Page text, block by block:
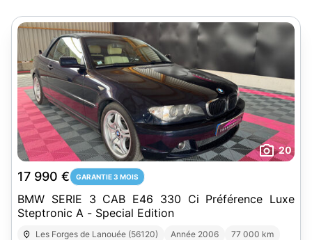
20
17 990 € GARANTIE 3 MOIS
BMW SERIE 3 CAB E46 330 Ci Préférence Luxe
Steptronic A - Special Edition
Les Forges de Lanouée (56120) Année 2006
77 000 km